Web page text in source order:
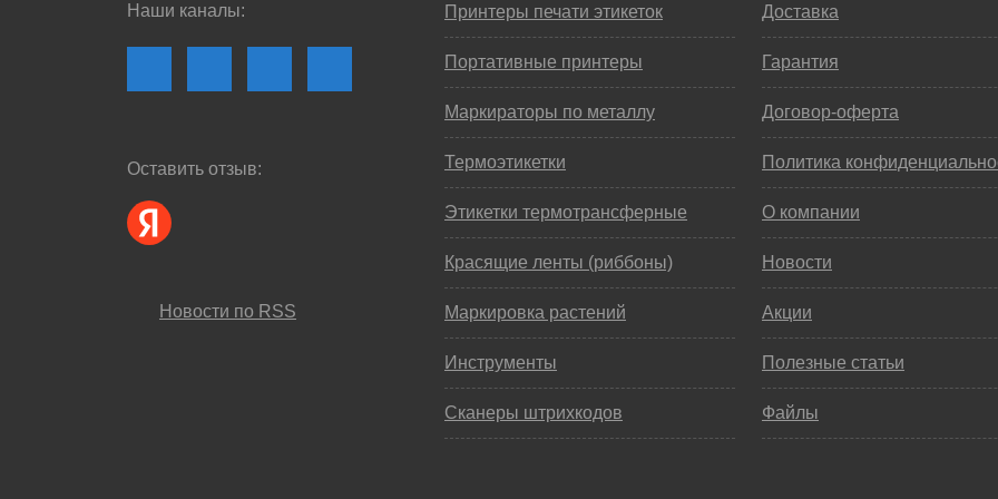
Наши каналы:
Оставить отзыв:
Новости по RSS
Принтеры печати этикеток
Портативные принтеры
Маркираторы по металлу
Термоэтикетки
Этикетки термотрансферные
Красящие ленты (риббоны)
Маркировка растений
Инструменты
Сканеры штрихкодов
Доставка
Гарантия
Договор-оферта
Политика
О компании
Новости
Акции
Полезные статьи
Файлы